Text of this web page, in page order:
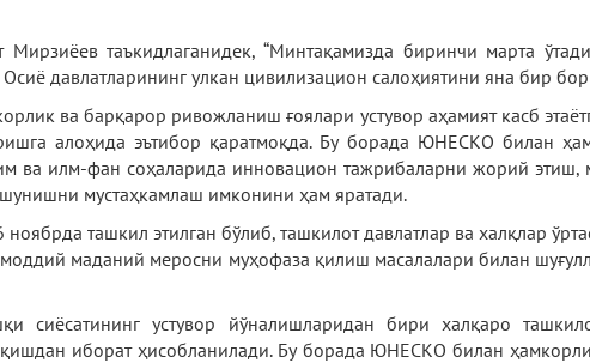
Мирзиёев таъкидлаганидек, “Минтақамизда биринчи марта
давлатларининг улкан цивилизацион салоҳиятини яна бир
ва барқарор ривожланиш ғоялари устувор аҳамият касб
алоҳида эътибор қаратмоқда. Бу борада ЮНЕСКО билан
ва илм-фан соҳаларида инновацион тажрибаларни жорий
мустаҳкамлаш имконини ҳам яратади.
ташкил этилган бўлиб, ташкилот давлатлар ва халқлар
маданий меросни муҳофаза қилиш масалалари билан
сиёсатининг устувор йўналишларидан бири халқаро
иборат ҳисобланилади. Бу борада ЮНЕСКО билан